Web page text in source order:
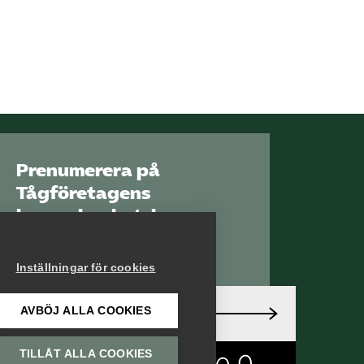
Prenumerera på
Tågföretagens
branschnyhetsbrev
din inkorg.
Anmäl dig här
Läs
Inställningar för cookies
AVBÖJ ALLA COOKIES
TILLÅT ALLA COOKIES